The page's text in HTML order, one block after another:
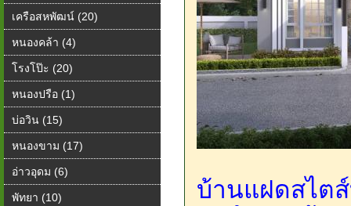
เครือสหพัฒน์ (20)
หนองคล้า (4)
โรงโป๊ะ (20)
หนองปรือ (1)
บ่อวิน (15)
หนองขาม (17)
อ่าวอุดม (6)
พัทยา (10)
บ้านแฝดสไต